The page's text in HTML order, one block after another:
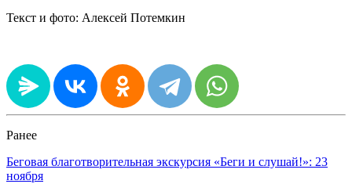
Текст и фото: Алексей Потемкин
Ранее
Беговая благотворительная экскурсия «Беги и слушай!»: 23
ноября